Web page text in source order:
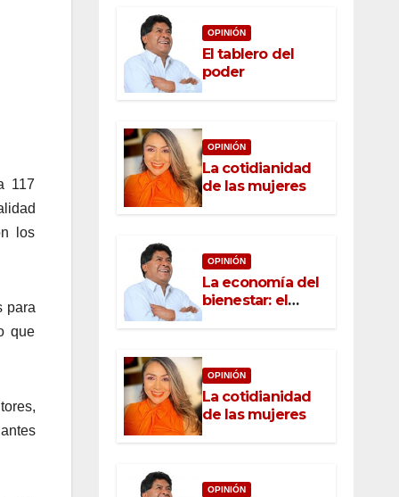
117
los
para
que
OPINIÓN
El tablero del
poder
OPINIÓN
La cotidianidad
de las mujeres
OPINIÓN
La economía del
bienestar: el
nuevo rostro del
OPINIÓN
La cotidianidad
de las mujeres
OPINIÓN